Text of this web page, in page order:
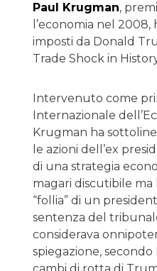
Paul Krugman,
l’economia nel
imposti da Donald
Trade Shock in
Intervenuto come
Internazionale
Krugman ha
le azioni dell’ex
di una strategia
magari discutibile ma
“follia” di un
sentenza del
considerava
spiegazione,